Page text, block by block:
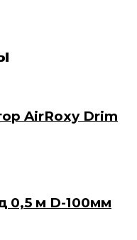
AirRoxy Drim
0,5 м D-100мм